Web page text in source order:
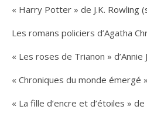
« Harry Potter » de J.K. Rowling
Les romans policiers d’Agatha
« Les roses de Trianon » d’Annie
« Chroniques du monde émergé
« La fille d’encre et d’étoiles »